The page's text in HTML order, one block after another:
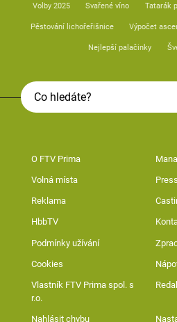
Volby 2025 Svařené víno Tatarák
Pěstování lichořeřišnice Výpočet
Nejlepší palačinky
O FTV Prima
Volná místa Press
Reklama
HbbTV
Podmínky užívání
Cookies
Vlastník FTV Prima spol. s
r.o.
Nahlásit chybu